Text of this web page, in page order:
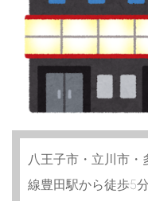
八王子市・立川市・
線豊田駅から徒歩5